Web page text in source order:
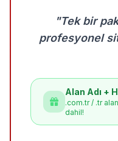
"Tek bir
profesyonel
Alan Adı +
.com.tr / .tr
dahil!